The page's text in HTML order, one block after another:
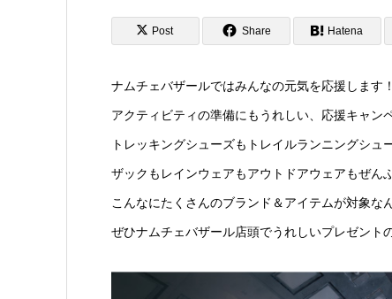
Post Share Hatena
ナムチェバザールではみんなの元気を応援します！
アクティビティの準備にもうれしい、応援キャン
トレッキングシューズもトレイルランニングシュ
ザックもレインウェアもアウトドアウェアもぜんぶ
こんなにたくさんのブランド＆アイテムが対象な
ぜひナムチェバザール店頭でうれしいプレゼント